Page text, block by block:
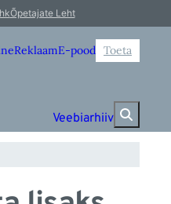
Õpetajate Leht
ReklaamE-pood Toeta
Veebiarhiiv